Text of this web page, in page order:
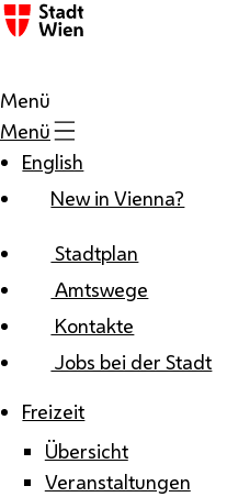
Zum Inhalt
Menü
Menü
English
New in Vienna?
Stadtplan
Amtswege
Kontakte
Jobs bei der Stadt
Freizeit
Übersicht
Veranstaltungen